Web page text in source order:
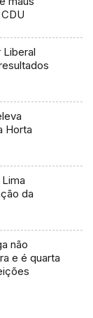
Liberal
Horta
da
não
e é quarta